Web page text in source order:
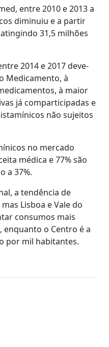
entre 2010 e 2013 a
diminuiu e a partir
31,5 milhões
2014 e 2017 deve-
Medicamento, à
à maior
já comparticipadas e
não sujeitos
no mercado
médica e 77% são
a 37%.
a tendência de
Lisboa e Vale do
consumos mais
o Centro é a
por mil habitantes.